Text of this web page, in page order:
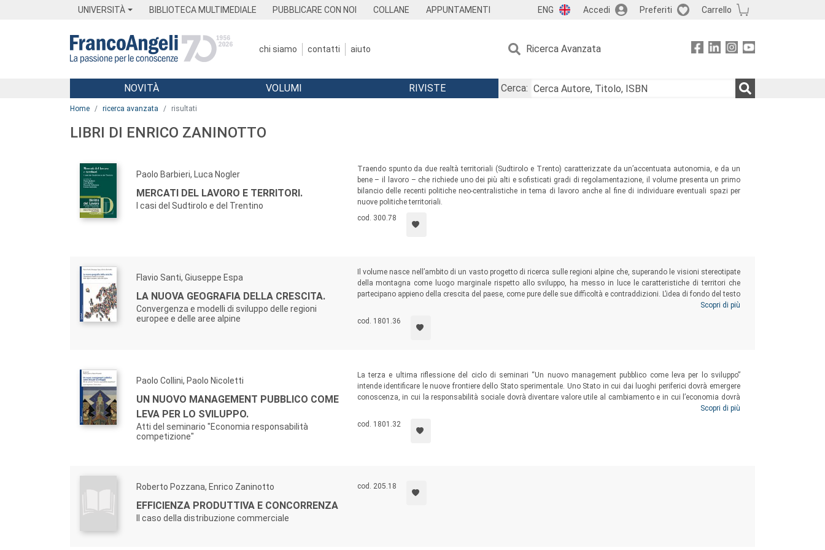
UNIVERSITÀ BIBLIOTECA MULTIMEDIALE PUBBLICARE CON NOI COLLANE APPUNTAMENTI ENG Accedi Preferiti Carrello
chi siamo contatti aiuto Ricerca Avanzata
Menu
NOVITÀ VOLUMI RIVISTE
Cerca:
Home ricerca avanzata risultati
LIBRI DI ENRICO ZANINOTTO
Paolo Barbieri, Luca Nogler
MERCATI DEL LAVORO E TERRITORI.
I casi del Sudtirolo e del Trentino
Traendo spunto da due realtà territoriali (Sudtirolo e Trento) caratterizzate da un’accentuata autonomia, e da un
bene – il lavoro – che richiede uno dei più alti e sofisticati gradi di regolamentazione, il volume presenta un primo
bilancio delle recenti politiche neo-centralistiche in tema di lavoro anche al fine di individuare eventuali spazi per
nuove politiche territoriali.
cod. 300.78
Flavio Santi, Giuseppe Espa
LA NUOVA GEOGRAFIA DELLA CRESCITA.
Convergenza e modelli di sviluppo delle regioni
europee e delle aree alpine
Il volume nasce nell’ambito di un vasto progetto di ricerca sulle regioni alpine che, superando le visioni stereotipate
della montagna come luogo marginale rispetto allo sviluppo, ha messo in luce le caratteristiche di territori che
partecipano appieno della crescita del paese, come pure delle sue difficoltà e contraddizioni. L’idea di fondo del testo
è di leggere lo sviluppo regionale nel decennio 2003-2012 alla luce dei modelli di convergenza/divergenza dei livelli
di benessere delle regioni europee.
Scopri di più
cod. 1801.36
Paolo Collini, Paolo Nicoletti
UN NUOVO MANAGEMENT PUBBLICO COME
LEVA PER LO SVILUPPO.
Atti del seminario "Economia responsabilità
competizione"
La terza e ultima riflessione del ciclo di seminari “Un nuovo management pubblico come leva per lo sviluppo”
intende identificare le nuove frontiere dello Stato sperimentale. Uno Stato in cui dai luoghi periferici dovrà emergere
conoscenza, in cui la responsabilità sociale dovrà diventare valore utile al cambiamento e in cui l’economia dovrà
agire come motore di innovazione. Il tutto con un nuovo e sapiente uso della Corporate Social Responsability.Scopri di più
cod. 1801.32
Roberto Pozzana, Enrico Zaninotto
EFFICIENZA PRODUTTIVA E CONCORRENZA
Il caso della distribuzione commerciale
cod. 205.18